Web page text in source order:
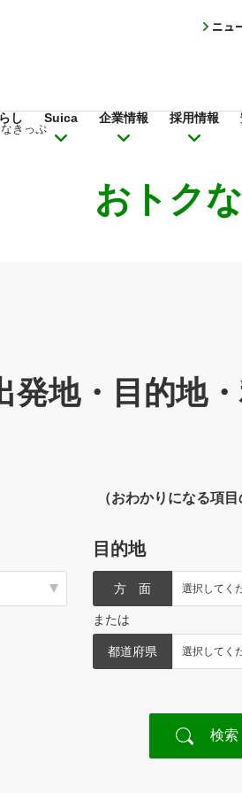
し Suica 企業情報 採用情報
ニュ
きっぷ
おトク
発地・目的地
（おわかりになる項
目的地
方 面
または
都道府県